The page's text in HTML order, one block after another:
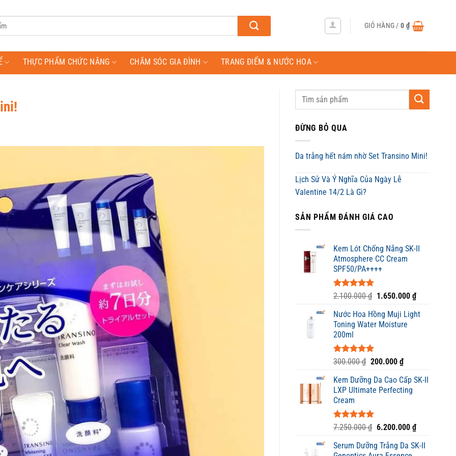
GIỎ HÀNG /0 ₫
THỰC PHẨM CHỨC NĂNG CHĂM SÓC GIA ĐÌNH TRANG ĐIỂM & NƯỚC HOA
ĐỪNG BỎ QUA
Da trắng hết nám nhờ Set Transino Mini!
Lịch Sử Và Ý Nghĩa Của Ngày Lễ
Valentine 14/2 Là Gì?
SẢN PHẨM ĐÁNH GIÁ CAO
Kem Lót Chống Nắng SK-II
Atmosphere CC Cream
SPF50/PA++++
Được xếp
5 sao
2.100.000₫ Giá
là:
2.100.000 ₫.
1.650.000 ₫Giá
tại
Nước Hoa Hồng Muji Light
Toning Water Moisture
200ml
Được xếp
5.00
5 sao
300.000₫ Giá
là:
300.000 ₫.
200.000 ₫Giá
tại
là:
Kem Dưỡng Da Cao Cấp SK-II
LXP Ultimate Perfecting
Cream
Được xếp
5 sao
7.250.000₫ Giá
là:
6.200.000 ₫Giá
tại
Serum Dưỡng Trắng Da SK-II